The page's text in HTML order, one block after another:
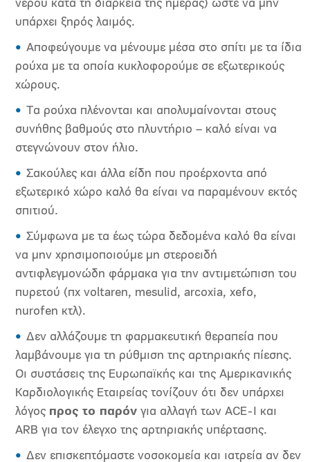
νερού κατά τη διάρκεια της ημέρας) ώστε να μην
υπάρχει ξηρός λαιμός.
Αποφεύγουμε να μένουμε μέσα στο σπίτι με τα ίδια
ρούχα με τα οποία κυκλοφορούμε σε εξωτερικούς
χώρους.
Τα ρούχα πλένονται και απολυμαίνονται στους
συνήθης βαθμούς στο πλυντήριο – καλό είναι να
στεγνώνουν στον ήλιο.
Σακούλες και άλλα είδη που προέρχοντα από
εξωτερικό χώρο καλό θα είναι να παραμένουν εκτός
σπιτιού.
Σύμφωνα με τα έως τώρα δεδομένα καλό θα είναι
να μην χρησιμοποιούμε μη στεροειδή
αντιφλεγμονώδη φάρμακα για την αντιμετώπιση του
πυρετού (πχ voltaren, mesulid, arcoxia, xefo,
nurofen κτλ).
Δεν αλλάζουμε τη φαρμακευτική θεραπεία που
λαμβάνουμε για τη ρύθμιση της αρτηριακής πίεσης.
Οι συστάσεις της Ευρωπαϊκής και της Αμερικανικής
Καρδιολογικής Εταιρείας τονίζουν ότι δεν υπάρχει
λόγος προς το παρόν για αλλαγή των ACE-I και
ARB για τον έλεγχο της αρτηριακής υπέρτασης.
Δεν επισκεπτόμαστε νοσοκομεία και ιατρεία αν δεν